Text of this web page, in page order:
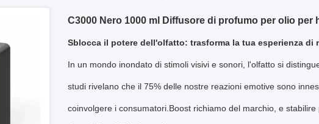
C3000 Nero 1000 ml Diffusore di profumo per olio per
Sblocca il potere dell'olfatto: trasforma la tua esperienza di
In un mondo inondato di stimoli visivi e sonori, l'olfatto si
studi rivelano che il 75% delle nostre reazioni emotive sono
coinvolgere i consumatori.Boost richiamo del marchio, e stabilire